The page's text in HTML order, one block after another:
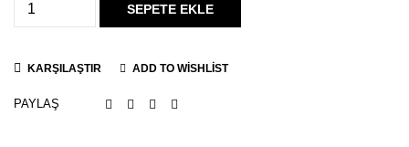
SEPETE EKLE
KARŞILAŞTIR ADD TO WISHLIST
PAYLAŞ